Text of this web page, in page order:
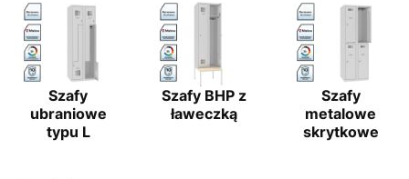
Szafy
ubraniowe
typu L
Szafy BHP z
ławeczką
Szafy
metalowe
skrytkowe